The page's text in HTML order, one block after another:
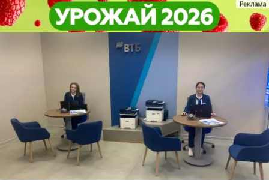
ВТБ: спрос на депозиты в
декабре оказался рекордным
ЭкономикаВТБ: спрос на депозиты в
декабре оказался рекордным
Экономика
Другие новости
по теме
Погода и курсы
валют в Пензе